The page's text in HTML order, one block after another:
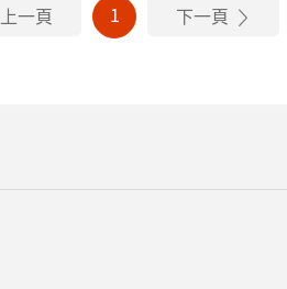
上一頁 1 下一頁